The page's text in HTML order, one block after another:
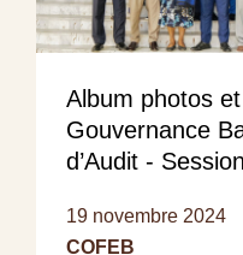
Album photos
Gouvernance
d’Audit -
19 novembre 2024
COFEB